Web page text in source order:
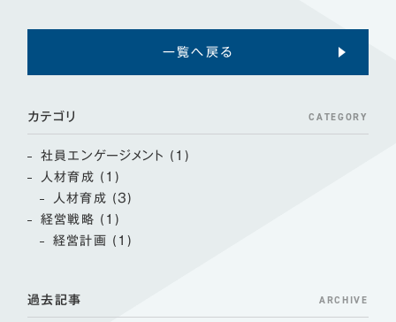
一覧へ戻る
カテゴリ CATEGORY
社員エンゲージメント (1)
人材育成 (1)
人材育成 (3)
経営戦略 (1)
経営計画 (1)
過去記事 ARCHIVE